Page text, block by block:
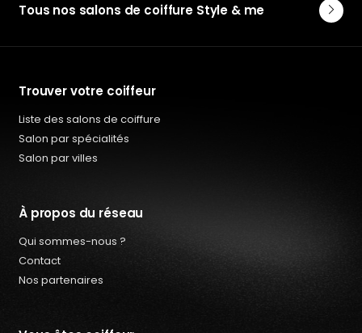
Tous nos salons de coiffure Style & me
Trouver votre coiffeur
Liste des salons de coiffure
Salon par spécialités
Salon par villes
À propos du réseau
Qui sommes-nous ?
Contact
Nos partenaires